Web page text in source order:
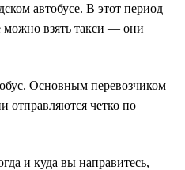
автобусе. В этот период
можно взять такси — они
Основным перевозчиком
отправляются четко по
и куда вы направитесь,